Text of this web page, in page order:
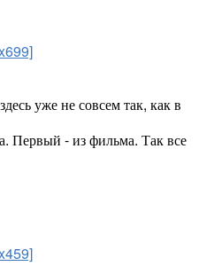
уже не совсем так, как в
Первый - из фильма. Так все